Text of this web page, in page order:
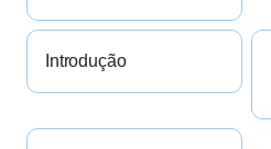
Introdução